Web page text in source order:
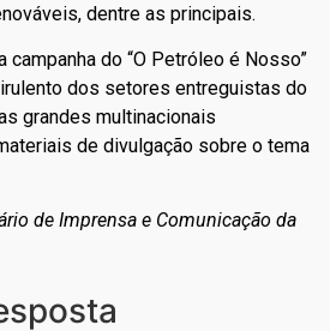
dentre as principais.
do “O Petróleo é Nosso”
dos setores entreguistas do
grandes multinacionais
de divulgação sobre o tema
de Imprensa e Comunicação da